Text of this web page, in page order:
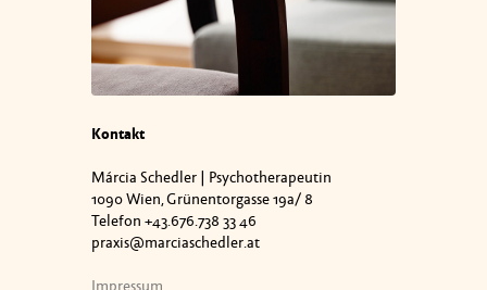
Kontakt
Márcia Schedler | Psychotherapeutin
1090 Wien, Grünentorgasse 19a/ 8
Telefon +43.676.738 33 46
praxis@marciaschedler.at
Impressum